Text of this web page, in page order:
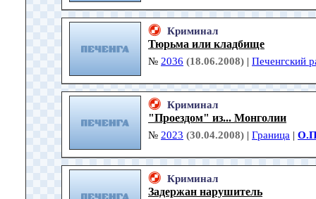
Криминал
Тюрьма или кладбище
№ 2036 (18.06.2008) | Печенгский
Криминал
"Проездом" из... Монголии
№ 2023 (30.04.2008) | Граница |
Криминал
Задержан нарушитель